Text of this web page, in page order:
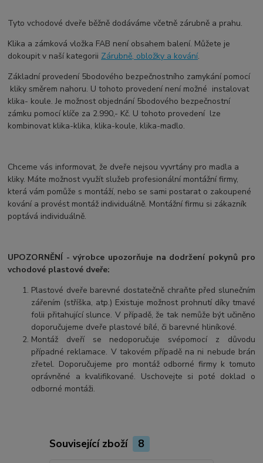
Tyto vchodové dveře běžně dodáváme včetně zárubně a prahu.
Klika a zámková vložka FAB není obsahem balení. Můžete je
dokoupit v naší kategorii Zárubně, obložky a kování.
Základní provedení 5bodového bezpečnostního zamykání pomocí
kliky směrem nahoru. U tohoto provedení není možné instalovat
klika- koule. Je možnost objednání 5bodového bezpečnostní
zámku pomocí klíče za 2.990,- Kč. U tohoto provedení lze
kombinovat klika-klika, klika-koule, klika-madlo.
Chceme vás informovat, že dveře nejsou vyvrtány pro madla a
kliky. Máte možnost využít služeb profesionální montážní firmy,
která vám pomůže s montáží, nebo se sami postarat o zakoupené
kování a provést montáž individuálně. Montážní firmu si zákazník
poptává individuálně.
UPOZORNĚNÍ - výrobce upozorňuje na dodržení pokynů pro
vchodové plastové dveře:
Plastové dveře barevné dostatečně chraňte před slunečním
zářením (stříška, atp.) Existuje možnost prohnutí díky tmavé
folii přitahující slunce. V případě, že tak nemůže být učiněno
doporučujeme dveře plastové bílé, či barevné hliníkové.
Montáž dveří se nedoporučuje svépomocí z důvodu
případné reklamace. V takovém případě na ni nebude brán
zřetel. Doporučujeme pro montáž odborné firmy k tomuto
oprávněné a kvalifikované. Uschovejte si poté doklad o
odborné montáži.
Související zboží 8